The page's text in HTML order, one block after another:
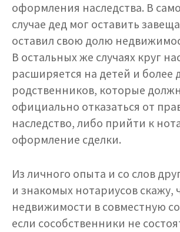
оформления наследства. В
случае дед мог оставить
оставил свою долю
В остальных же случаях круг
расширяется на детей и более
родственников, которые
официально отказаться от
наследство, либо прийти к
оформление сделки.
Из личного опыта и со слов
и знакомых нотариусов скажу,
недвижимости в совместную
если сособственники не